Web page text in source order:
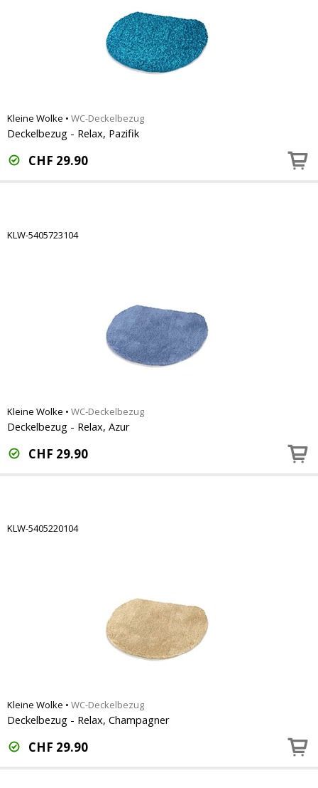
Kleine Wolke • WC-Deckelbezug
Deckelbezug - Relax, Pazifik
CHF 29.90
KLW-5405723104
Kleine Wolke • WC-Deckelbezug
Deckelbezug - Relax, Azur
CHF 29.90
KLW-5405220104
Kleine Wolke • WC-Deckelbezug
Deckelbezug - Relax, Champagner
CHF 29.90